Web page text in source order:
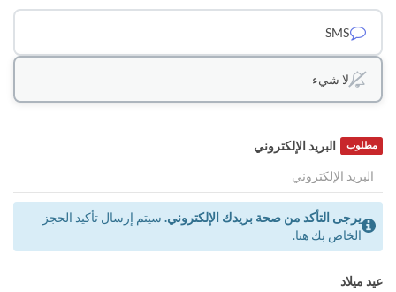
SMS
لا شيء
البريد الإلكتروني مطلوب
يرجى التأكد من صحة بريدك الإلكتروني. سيتم إرسال تأكيد الحجز
الخاص بك هنا.
عيد ميلاد